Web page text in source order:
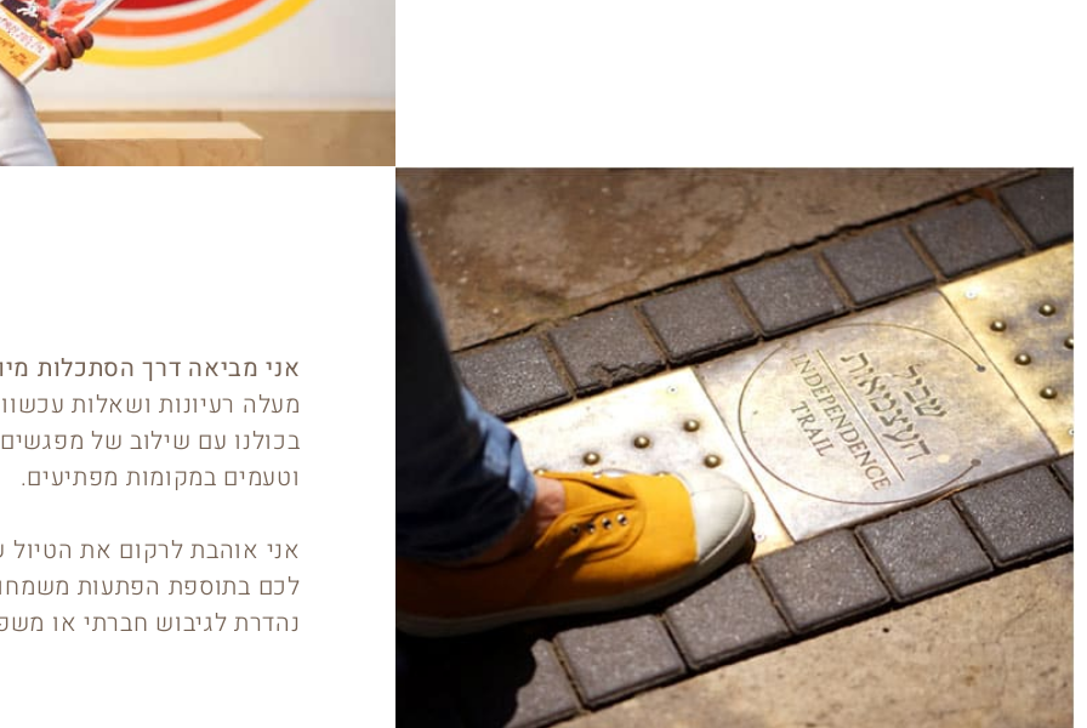
אני מביאה דרך הסתכלות
מעלה רעיונות ושאלות
בכולנו עם שילוב של
וטעמים במקומות מפתיעים.
אני אוהבת לרקום את
לכם בתוספת הפתעות
נהדרת לגיבוש חברתי או